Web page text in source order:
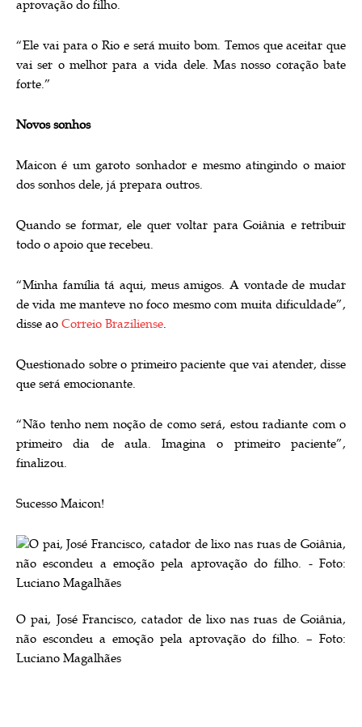
aprovação do filho.
“Ele vai para o Rio e será muito bom. Temos que aceitar que
vai ser o melhor para a vida dele. Mas nosso coração bate
forte.”
Novos sonhos
Maicon é um garoto sonhador e mesmo atingindo o maior
dos sonhos dele, já prepara outros.
Quando se formar, ele quer voltar para Goiânia e retribuir
todo o apoio que recebeu.
“Minha família tá aqui, meus amigos. A vontade de mudar
de vida me manteve no foco mesmo com muita dificuldade”,
disse ao Correio Braziliense.
Questionado sobre o primeiro paciente que vai atender, disse
que será emocionante.
“Não tenho nem noção de como será, estou radiante com o
primeiro dia de aula. Imagina o primeiro paciente”,
finalizou.
Sucesso Maicon!
O pai, José Francisco, catador de lixo nas ruas de Goiânia,
não escondeu a emoção pela aprovação do filho. – Foto:
Luciano Magalhães